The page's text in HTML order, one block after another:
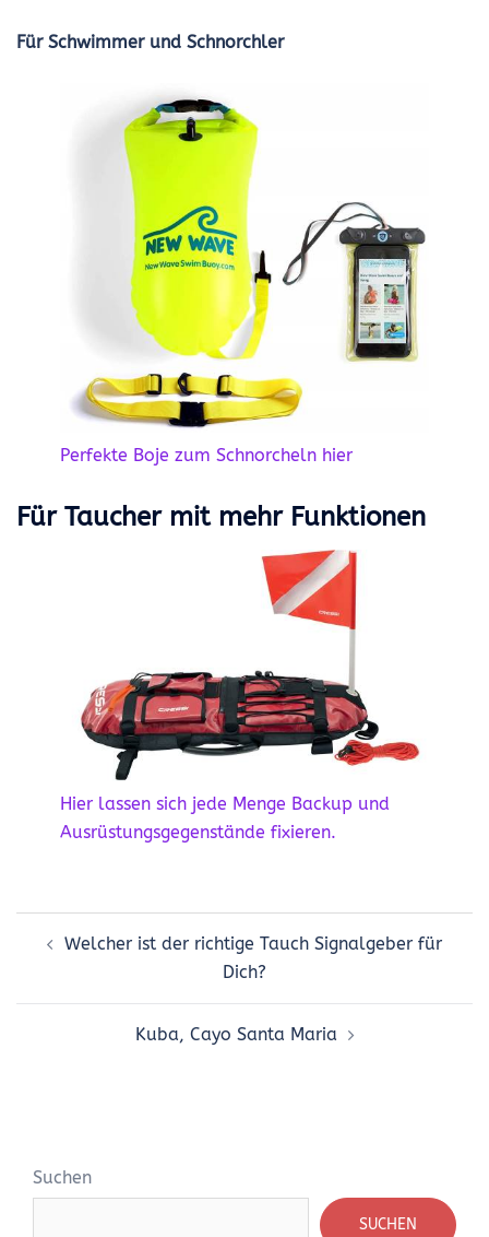
Für Schwimmer und Schnorchler
Perfekte Boje zum Schnorcheln hier
Für Taucher mit mehr Funktionen
Hier lassen sich jede Menge Backup und
Ausrüstungsgegenstände fixieren.
Navigation
Welcher ist der richtige Tauch Signalgeber für
Dich?
Kuba, Cayo Santa Maria
Suchen
SUCHEN